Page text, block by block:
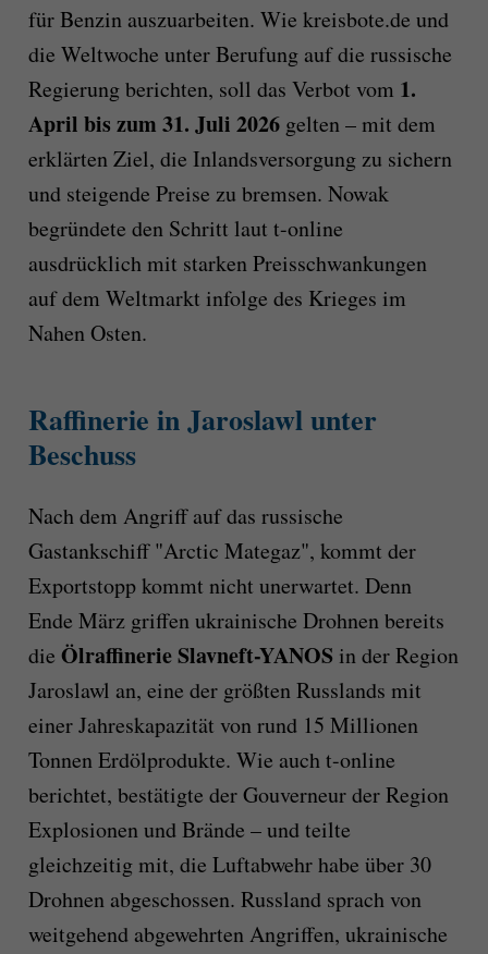
für Benzin auszuarbeiten. Wie kreisbote.de und
die Weltwoche unter Berufung auf die russische
Regierung berichten, soll das Verbot vom 1.
April bis zum 31. Juli 2026gelten – mit dem
erklärten Ziel, die Inlandsversorgung zu sichern
und steigende Preise zu bremsen. Nowak
begründete den Schritt laut t-online
ausdrücklich mit starken Preisschwankungen
auf dem Weltmarkt infolge des Krieges im
Nahen Osten.
Raffinerie in Jaroslawl unter
Beschuss
Nach dem Angriff auf das russische
Gastankschiff "Arctic Mategaz", kommt der
Exportstopp kommt nicht unerwartet. Denn
Ende März griffen ukrainische Drohnen bereits
die Ölraffinerie Slavneft-YANOS in der Region
Jaroslawl an, eine der größten Russlands mit
einer Jahreskapazität von rund 15 Millionen
Tonnen Erdölprodukte. Wie auch t-online
berichtet, bestätigte der Gouverneur der Region
Explosionen und Brände – und teilte
gleichzeitig mit, die Luftabwehr habe über 30
Drohnen abgeschossen. Russland sprach von
weitgehend abgewehrten Angriffen, ukrainische